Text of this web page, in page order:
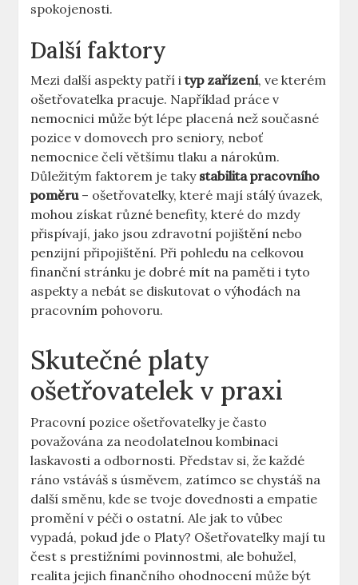
spokojenosti.
Další ⁢faktory
Mezi⁤ další aspekty patří ityp zařízení, ve⁢ kterém
ošetřovatelka pracuje. Například práce v
nemocnici může být lépe​ placená než současné
pozice v domovech ​pro seniory, neboť
nemocnice čelí ⁢většímu tlaku a nárokům.
Důležitým faktorem je taky stabilita ⁤pracovního
poměru​– ošetřovatelky, které‌ mají stálý úvazek,
mohou získat různé benefity, které do mzdy
⁤přispívají, jako jsou zdravotní‍ pojištění nebo
penzijní připojištění. Při pohledu na celkovou
finanční stránku je⁣ dobré mít‌ na paměti i ⁤tyto
aspekty a nebát‌ se ⁢diskutovat o výhodách na
pracovním pohovoru.
Skutečné ⁤platy
ošetřovatelek⁢ v praxi
Pracovní pozice ošetřovatelky je často
považována za neodolatelnou kombinaci
laskavosti a odbornosti. Představ si, že každé
ráno vstáváš s úsměvem, zatímco se‍ chystáš⁢ na
další směnu, kde‌ se tvoje ⁣dovednosti a empatie
promění v péči o ostatní. Ale jak to vůbec
vypadá, pokud ‌jde ‌o Platy? ‌Ošetřovatelky mají tu
čest s prestižními povinnostmi, ale bohužel,
realita jejich finančního ohodnocení může být